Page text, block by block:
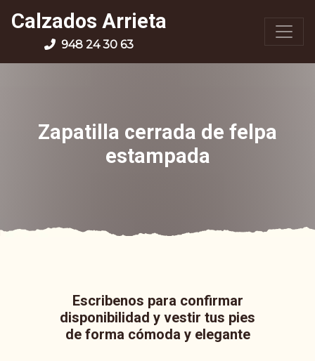
Calzados Arrieta
948 24 30 63
Zapatilla cerrada de felpa
estampada
Escribenos para confirmar
disponibilidad y vestir tus pies
de forma cómoda y elegante